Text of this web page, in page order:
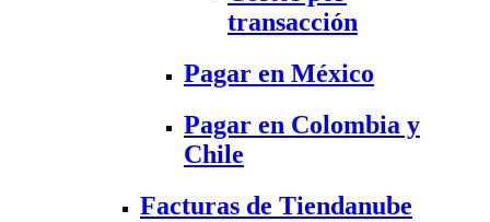
transacción
Pagar en México
Pagar en Colombia y
Chile
Facturas de Tiendanube